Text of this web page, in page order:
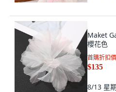
Maket
櫻花色
首購折扣價
$135
8/13 星